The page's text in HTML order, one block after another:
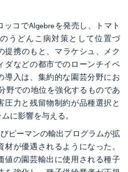
ッコでAlgebreを発売し、トマト
うどんこ病対策として位置づ
提携のもと、マラケシュ、メク
ダなどの都市でのローンチイベ
導入は、集約的な園芸分野にお
野での地位を強化するものであ
圧力と残留物制約が品種選択と
に影響を与える。
ピーマンの輸出プログラムが拡
が優遇されるようになった。
値の園芸輸出に使用される種子